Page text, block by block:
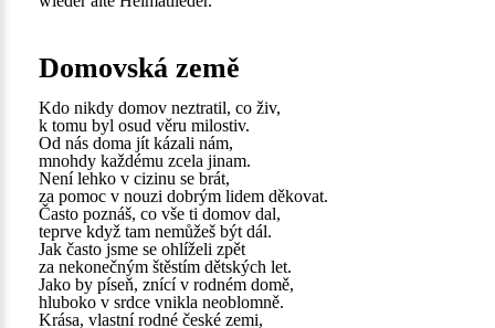
Domovská země
Kdo nikdy domov neztratil, co živ,
k tomu byl osud věru milostiv.
Od nás doma jít kázali nám,
mnohdy každému zcela jinam.
Není lehko v cizinu se brát,
za pomoc v nouzi dobrým lidem děkovat.
Často poznáš, co vše ti domov dal,
teprve když tam nemůžeš být dál.
Jak často jsme se ohlíželi zpět
za nekonečným štěstím dětských let.
Jako by píseň, znící v rodném domě,
hluboko v srdce vnikla neoblomně.
Krása, vlastní rodné české zemi,